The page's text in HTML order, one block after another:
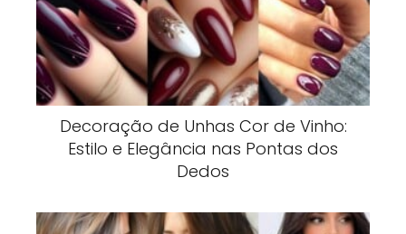
Decoração de Unhas Cor de Vinho:
Estilo e Elegância nas Pontas dos
Dedos